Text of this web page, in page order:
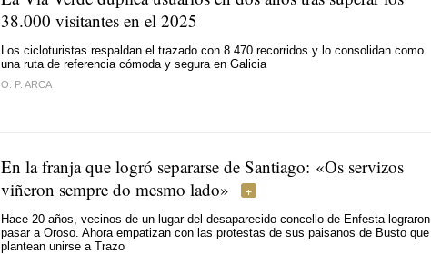
38.000 visitantes en el 2025
Los cicloturistas respaldan el trazado con 8.470 recorridos y lo consolidan como
una ruta de referencia cómoda y segura en Galicia
O. P. ARCA
En la franja que logró separarse de Santiago: «Os servizos
viñeron sempre do mesmo lado»
Hace 20 años, vecinos de un lugar del desaparecido concello de Enfesta lograron
pasar a Oroso. Ahora empatizan con las protestas de sus paisanos de Busto que
plantean unirse a Trazo